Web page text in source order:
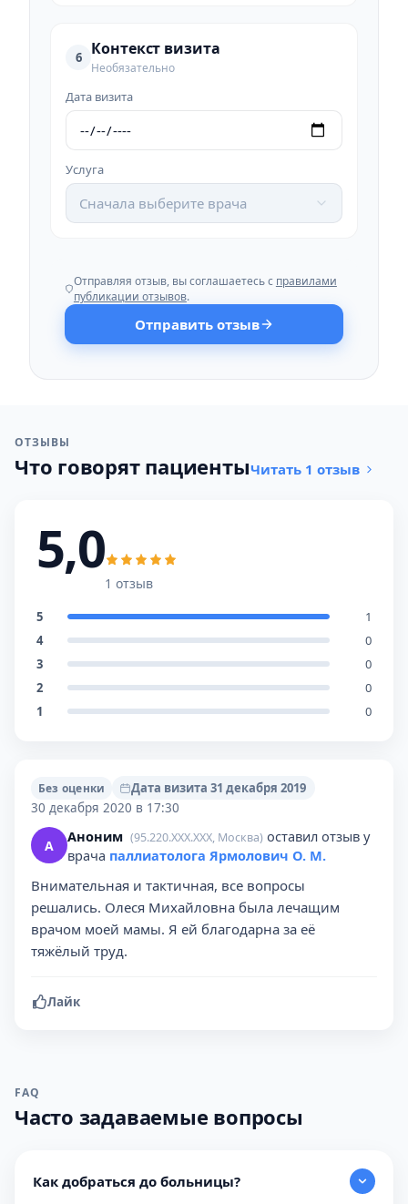
6 Контекст визита
Необязательно
Дата визита
Услуга
Сначала выберите врача
Отправляя отзыв, вы соглашаетесь с правилами
публикации отзывов.
Отправить отзыв
ОТЗЫВЫ
Что говорят пациентыЧитать 1 отзыв
5,0
1 отзыв
5
1
4
0
3
0
2
0
1
0
Без оценки
Дата визита 31 декабря 2019
30 декабря 2020 в 17:30
А Аноним (95.220.XXX.XXX, Москва) оставил отзыв у
врача паллиатолога Ярмолович О. М.
Внимательная и тактичная, все вопросы
решались. Олеся Михайловна была лечащим
врачом моей мамы. Я ей благодарна за её
тяжёлый труд.
Лайк
FAQ
Часто задаваемые вопросы
Как добраться до больницы?